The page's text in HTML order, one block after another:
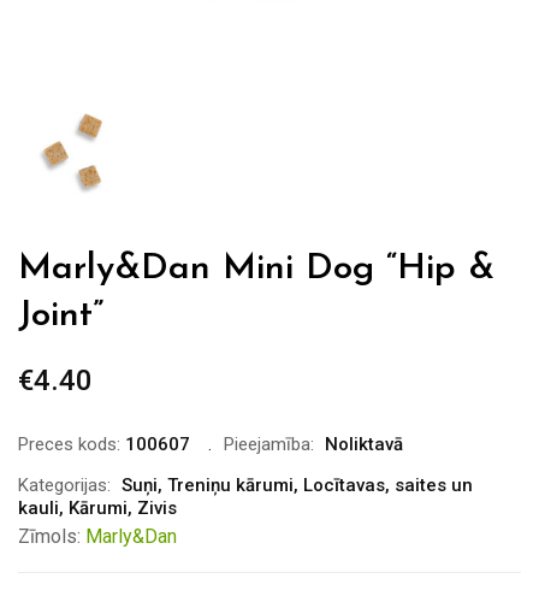
Marly&Dan Mini Dog “Hip &
Joint”
€4.40
Preces kods: 100607 Pieejamība:
Noliktavā
Kategorijas: Suņi, Treniņu kārumi, Locītavas, saites un
kauli, Kārumi, Zivis
Zīmols: Marly&Dan